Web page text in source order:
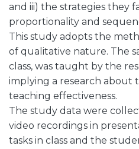
and iii) the strategies they
proportionality and
This study adopts the
of qualitative nature. The
class, was taught by the
implying a research about
teaching effectiveness.
The study data were
video recordings in
tasks in class and the